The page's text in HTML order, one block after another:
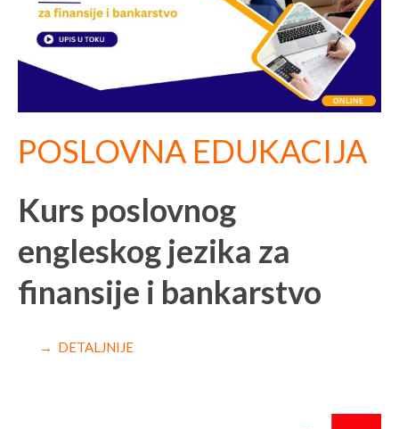
POSLOVNA EDUKACIJA
Kurs poslovnog
engleskog jezika za
finansije i bankarstvo
→ DETALJNIJE